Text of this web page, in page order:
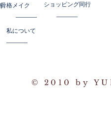
ショッピング同行
骨格メイク
私について
© 2010 by